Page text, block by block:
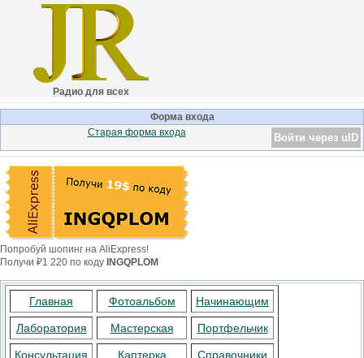
Радио для всех
Форма входа
Войти через uID
Старая форма входа
Попробуй шопинг на AliExpress!
Получи ₽1 220 по коду INGQPLOM
Главная Фотоальбом Начинающим
Лаборатория Мастерская Портфельчик
Консультация Каптерка Справочники